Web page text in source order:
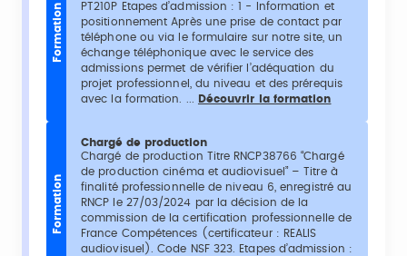
Formation
PT210P Etapes d’admission : 1 - Information et
positionnement Après une prise de contact par
téléphone ou via le formulaire sur notre site, un
échange téléphonique avec le service des
admissions permet de vérifier l’adéquation du
projet professionnel, du niveau et des prérequis
avec la formation. ...
Découvrir la formation
Formation
Chargé de production
Chargé de production Titre RNCP38766 “Chargé
de production cinéma et audiovisuel” – Titre à
finalité professionnelle de niveau 6, enregistré au
RNCP le 27/03/2024 par la décision de la
commission de la certification professionnelle de
France Compétences (certificateur : REALIS
audiovisuel). Code NSF 323. Etapes d’admission :